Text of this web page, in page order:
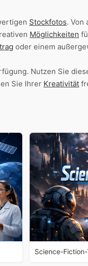
Stockfotos. Von
Möglichkeiten
oder einem
Nutzen Sie
Sie Ihrer Kreativität
Science-